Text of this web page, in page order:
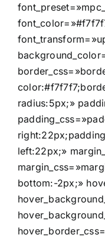
radius:5px;»
left:22px;»
bottom:-2px;»